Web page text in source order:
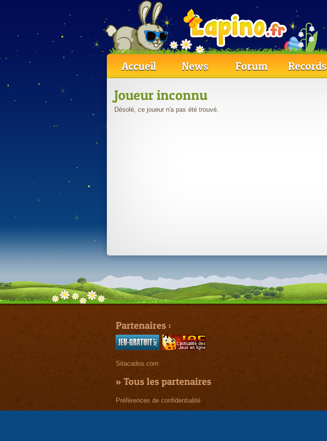
Accueil News Forum Records
Joueur inconnu
Désolé, ce joueur n'a pas été trouvé.
Partenaires :
Sitacados.com
» Tous les partenaires
Préférences de confidentialité